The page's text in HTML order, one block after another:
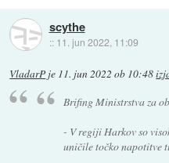
scythe
:: 11. jun 2022, 11:09
VladarP je 11. jun 2022 ob 10:48
Brifing Ministrstva za
- V regiji Harkov so
uničile točko napotitve